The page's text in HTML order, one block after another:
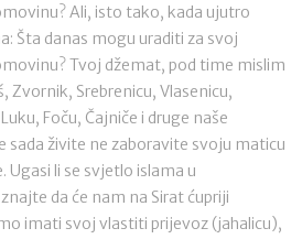
Ali, isto tako, kada ujutro
Šta danas mogu uraditi za svoj
Tvoj džemat, pod time mislim
Zvornik, Srebrenicu, Vlasenicu,
Foču, Čajniče i druge naše
sada živite ne zaboravite svoju maticu
li se svjetlo islama u
da će nam na Sirat ćupriji
imati svoj vlastiti prijevoz (jahalicu),